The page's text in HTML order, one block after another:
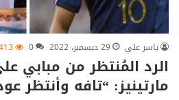
ياسر علي 29 ديسمبر، 2022 0
الرد المُنتظر من مبابي
مارتينيز: “تافه وأنتظر